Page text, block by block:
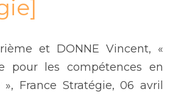
et DONNE Vincent, «
pour les compétences en
France Stratégie, 06 avril